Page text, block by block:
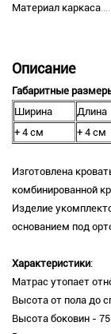
Материал каркаса
Описание
Габаритные
Ширина
Длина
+ 4 см
+ 4 см
Изготовлена
комбинированной
Изделие
основанием под
Характеристики:
Матрас утопает
Высота от пола до
Высота боковин -